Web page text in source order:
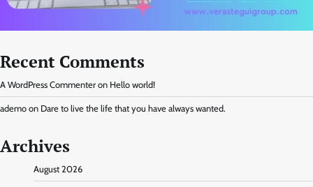
Recent Comments
A WordPress Commenter on Hello world!
ademo on Dare to live the life that you have always wanted.
Archives
August 2026